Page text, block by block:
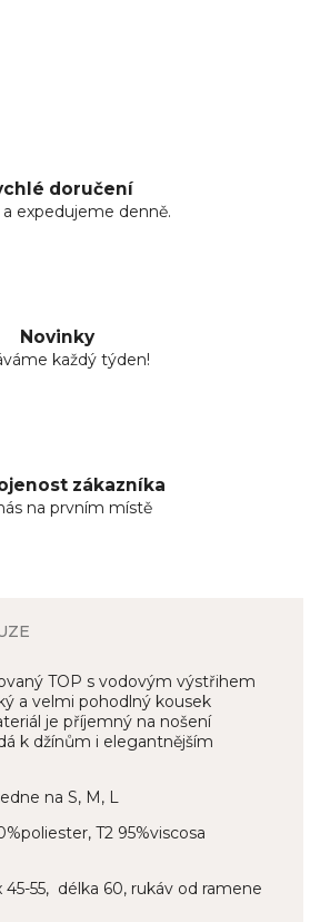
doručení
expedujeme denně.
Novinky
každý týden!
zákazníka
na prvním místě
TOP s vodovým výstřihem
a velmi pohodlný kousek
je příjemný na nošení
k džínům i elegantnějším
na S, M, L
T2 95%viscosa
45-55, délka 60, rukáv od ramene